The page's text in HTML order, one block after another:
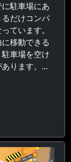
駐車場にあ
るだけコンパ
ています。
移動できる
車場を空け
ります。...